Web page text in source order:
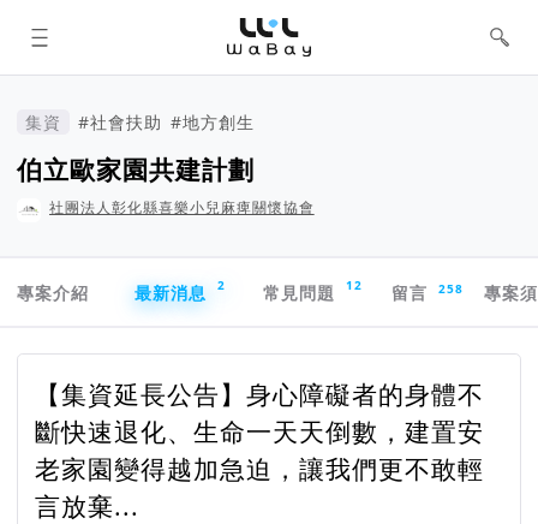
WaBay 挖貝 | 台灣最值得信賴的群眾
集資 / 群眾募資平台
集資 #社會扶助 #地方創生
伯立歐家園共建計劃
社團法人彰化縣喜樂小兒麻痺關懷協會
專案介紹
最新消息 2 常見問題 12 留言 258 專案
【集資延長公告】身心障礙者的身體不
斷快速退化、生命一天天倒數，建置安
老家園變得越加急迫，讓我們更不敢輕
言放棄...